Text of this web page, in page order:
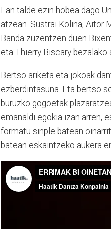
Lan talde ezin hobea dago
atzean. Sustrai Kolina, Aitor
Banda zuzentzen duen
eta Thierry Biscary bezalako
Bertso ariketa eta jokoak
ezberdintasuna. Eta bertso
buruzko gogoetak
emanaldi egokia izan arren,
formatu sinple batean
batean eskaintzeko aukera